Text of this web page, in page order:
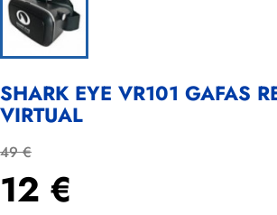
SHARK EYE VR101 GAFAS
VIRTUAL
49 €
12 €